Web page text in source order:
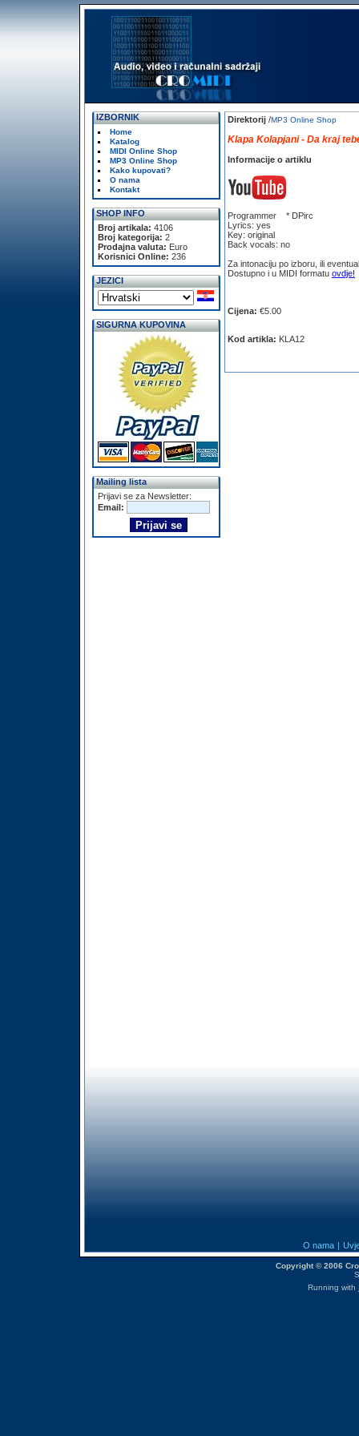
IZBORNIK
Home
Katalog
MIDI Online Shop
MP3 Online Shop
Kako kupovati?
O nama
Kontakt
SHOP INFO
Broj artikala: 4106
Broj kategorija: 2
Prodajna valuta: Euro
Korisnici Online: 236
JEZICI
SIGURNA KUPOVINA
Mailing lista
Prijavi se za Newsletter:
Email:
Direktorij /MP3 Online Shop
Klapa Kolapjani - Da kraj
Informacije o artiklu
Programmer * DPirc
Lyrics: yes
Key: original
Back vocals: no
Za intonaciju po izboru, ili
Dostupno i u MIDI formatu ovdje!
Cijena: €5.00
Kod artikla: KLA12
O nama |
Copyright © 2006
Running with